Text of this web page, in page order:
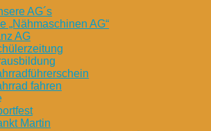
AG´s
„Nähmaschinen AG“
AG
fahren
Martin